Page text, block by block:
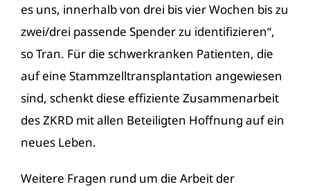
es uns, innerhalb von drei bis vier Wochen bis zu
zwei/drei passende Spender zu identifizieren“,
so Tran. Für die schwerkranken Patienten, die
auf eine Stammzelltransplantation angewiesen
sind, schenkt diese effiziente Zusammenarbeit
des ZKRD mit allen Beteiligten Hoffnung auf ein
neues Leben.
Weitere Fragen rund um die Arbeit der